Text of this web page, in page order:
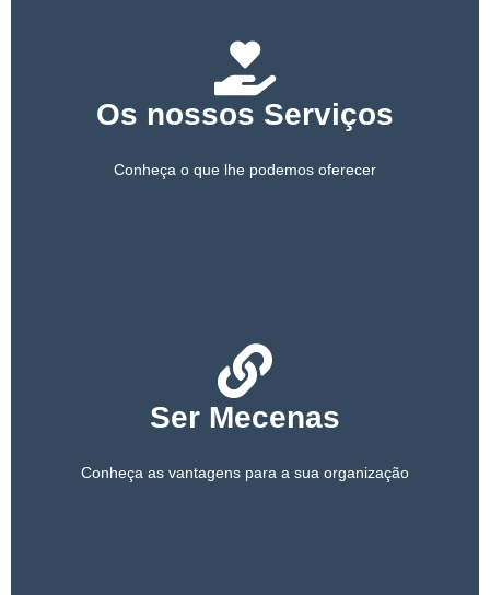
Os nossos Serviços
Conheça o que lhe podemos oferecer
Ser Mecenas
Conheça as vantagens para a sua organização